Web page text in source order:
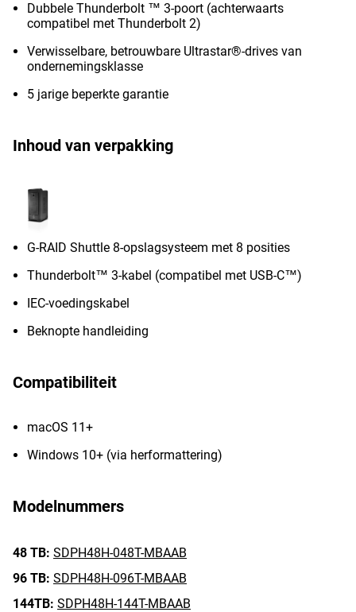
Dubbele Thunderbolt ™ 3-poort (achterwaarts
compatibel met Thunderbolt 2)
Verwisselbare, betrouwbare Ultrastar®-drives van
ondernemingsklasse
5 jarige beperkte garantie
Inhoud van verpakking
G-RAID Shuttle 8-opslagsysteem met 8 posities
Thunderbolt™ 3-kabel (compatibel met USB-C™)
IEC-voedingskabel
Beknopte handleiding
Compatibiliteit
macOS 11+
Windows 10+ (via herformattering)
Modelnummers
48 TB: SDPH48H-048T-MBAAB
96 TB: SDPH48H-096T-MBAAB
144TB: SDPH48H-144T-MBAAB